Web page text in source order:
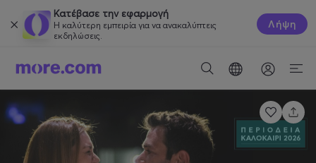
Κατέβασε την εφαρμογή
Η καλύτερη εμπειρία για να ανακαλύπτεις
εκδηλώσεις.
Λήψη